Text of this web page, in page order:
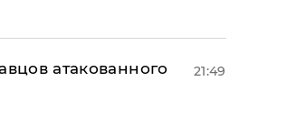
атакованного
21:49